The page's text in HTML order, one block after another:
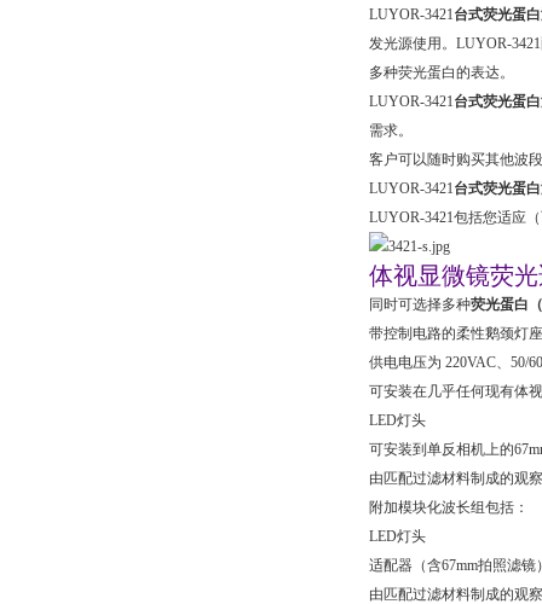
LUYOR-3421台式荧光蛋
发光源使用。LUYOR-
多种荧光蛋白的表达。
LUYOR-3421台式荧光蛋
需求。
客户可以随时购买其他波
LUYOR-3421台式荧光蛋
LUYOR-3421包括您适应
体视显微镜荧
同时可选择多种荧光蛋白
带控制电路的柔性鹅颈灯座
供电电压为 220VAC、50/
可安装在几乎任何现有体
LED灯头
可安装到单反相机上的
由匹配过滤材料制成的观
附加模块化波长组包括：
LED灯头
适配器（含67mm拍照滤镜
由匹配过滤材料制成的观